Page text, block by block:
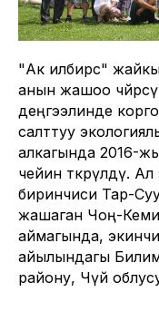
"Ак илбирс"
анын жашоо
деңгээлинде
салттуу
алкагында 2016-
чейин өткөрүлдү.
биринчиси Тар-
жашаган Чоң-
аймагында,
айылындагы
району, Чүй